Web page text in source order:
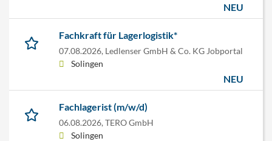
NEU
Fachkraft für Lagerlogistik*
07.08.2026, Ledlenser GmbH & Co. KG Jobportal
Solingen
NEU
Fachlagerist (m/w/d)
06.08.2026, TERO GmbH
Solingen